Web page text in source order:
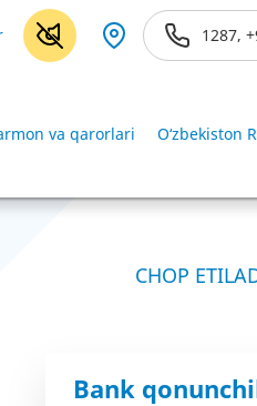
1287,
va qarorlari O‘zbekiston
CHOP
Bank